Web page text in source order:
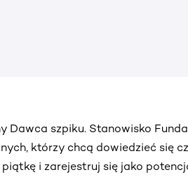
Dawca szpiku. Stanowisko
którzy chcą dowiedzieć się
i zarejestruj się jako